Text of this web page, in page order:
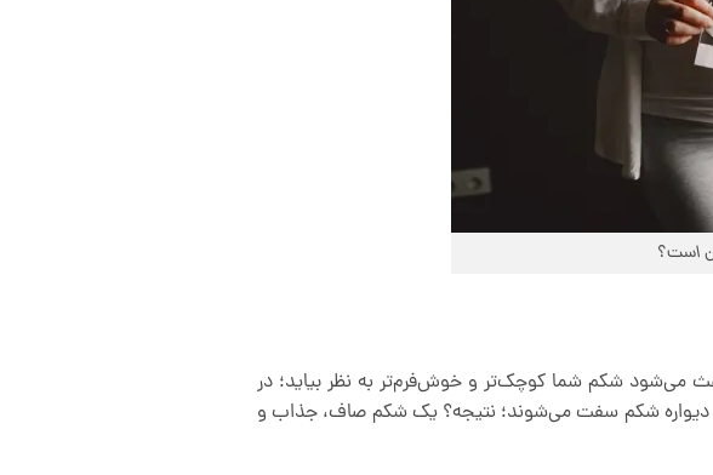
است؟
می‌شود شکم شما کوچک‌تر و خوش‌فرم‌تر به نظر بیاید؛ در
دیواره شکم سفت می‌شوند؛ نتیجه؟ یک شکم صاف، جذاب و